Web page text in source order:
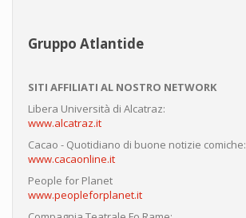
Gruppo Atlantide
SITI AFFILIATI AL NOSTRO NETWORK
Libera Università di Alcatraz:
www.alcatraz.it
Cacao - Quotidiano di buone notizie comiche:
www.cacaonline.it
People for Planet
www.peopleforplanet.it